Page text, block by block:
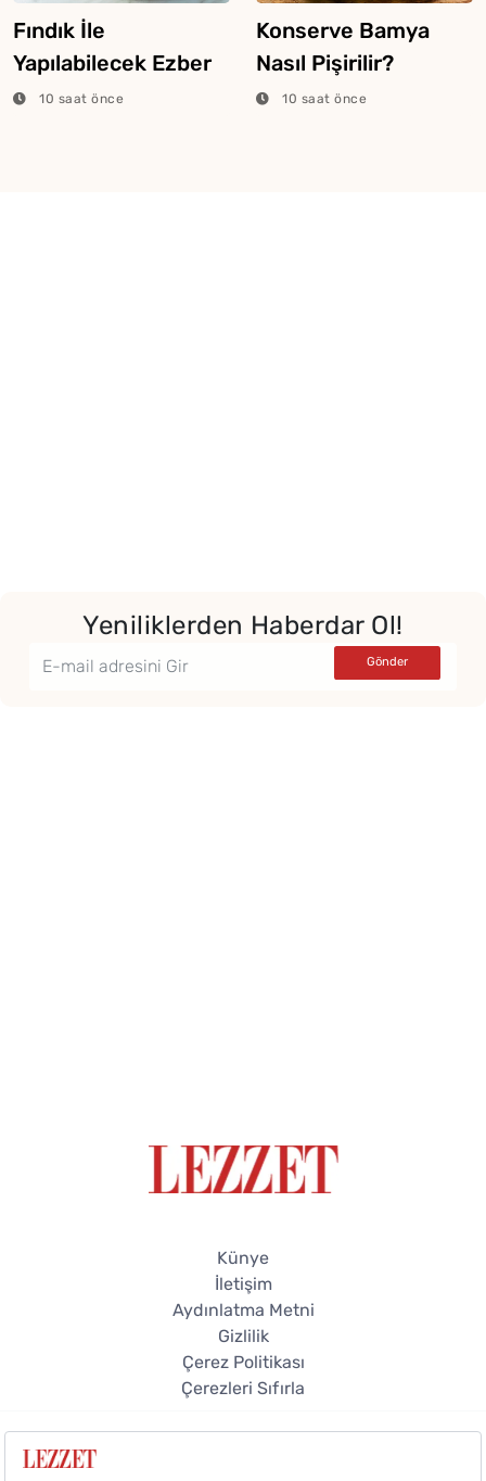
Fındık İle
Yapılabilecek Ezber
Bozan Sıra Dışı
10 saat önce
Konserve Bamya
Nasıl Pişirilir?
10 saat önce
Yeniliklerden Haberdar Ol!
Künye
İletişim
Aydınlatma Metni
Gizlilik
Çerez Politikası
Çerezleri Sıfırla